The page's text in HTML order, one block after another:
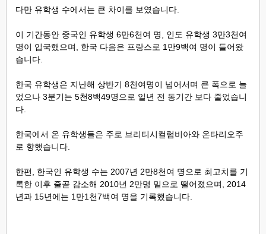
다만 유학생 수에서는 큰 차이를 보였습니다.
이 기간동안 중국인 유학생 6만6천여 명, 인도 유학생 3만3천여
명이 입국했으며, 한국 다음은 프랑스로 1만9백여 명이 들어왔
습니다.
한국 유학생은 지난해 상반기 8천여명이 넘어서며 큰 폭으로 늘
었으나 3분기는 5천8백49명으로 일년 전 동기간 보다 줄었습니
다.
한국에서 온 유학생들은 주로 브리티시컬럼비아와 온타리오주
로 향했습니다.
한편, 한국인 유학생 수는 2007년 2만8천여 명으로 최고치를 기
록한 이후 줄곧 감소해 2010년 2만명 밑으로 떨어졌으며, 2014
년과 15년에는 1만1천7백여 명을 기록했습니다.